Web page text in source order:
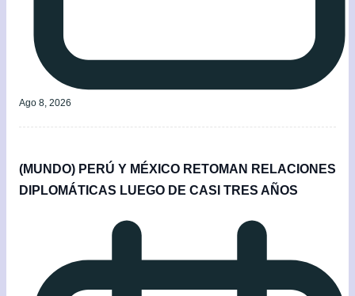
Ago 8, 2026
(MUNDO) PERÚ Y MÉXICO RETOMAN RELACIONES
DIPLOMÁTICAS LUEGO DE CASI TRES AÑOS